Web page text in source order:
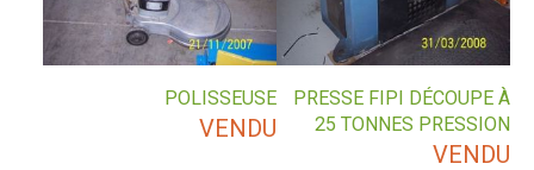
PRESSE FIPI DÉCOUPE À
25 TONNES PRESSION
VENDU
POLISSEUSE
VENDU